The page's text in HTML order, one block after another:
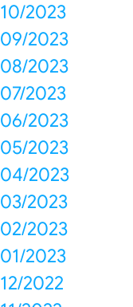
10/2023
09/2023
08/2023
07/2023
06/2023
05/2023
04/2023
03/2023
02/2023
01/2023
12/2022